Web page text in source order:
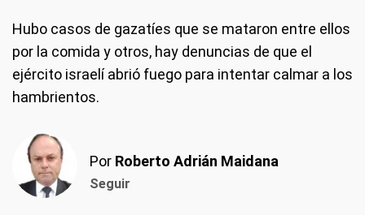
Hubo casos de gazatíes que se mataron entre ellos
por la comida y otros, hay denuncias de que el
ejército israelí abrió fuego para intentar calmar a los
hambrientos.
Por Roberto Adrián Maidana
Seguir